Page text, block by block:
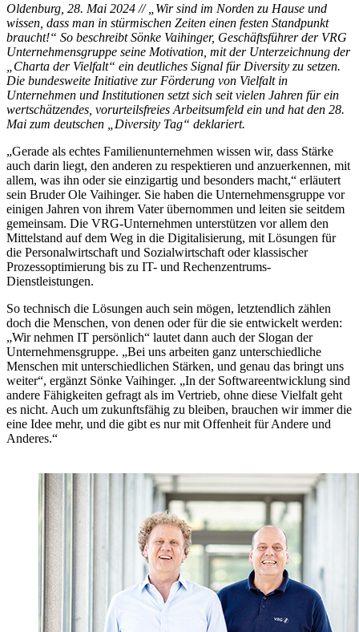
Oldenburg, 28. Mai 2024 // „Wir sind im Norden zu Hause und
wissen, dass man in stürmischen Zeiten einen festen Standpunkt
braucht!“ So beschreibt Sönke Vaihinger, Geschäftsführer der VRG
Unternehmensgruppe seine Motivation, mit der Unterzeichnung der
„Charta der Vielfalt“ ein deutliches Signal für Diversity zu setzen.
Die bundesweite Initiative zur Förderung von Vielfalt in
Unternehmen und Institutionen setzt sich seit vielen Jahren für ein
wertschätzendes, vorurteilsfreies Arbeitsumfeld ein und hat den 28.
Mai zum deutschen „Diversity Tag“ deklariert.
„Gerade als echtes Familienunternehmen wissen wir, dass Stärke
auch darin liegt, den anderen zu respektieren und anzuerkennen, mit
allem, was ihn oder sie einzigartig und besonders macht,“ erläutert
sein Bruder Ole Vaihinger. Sie haben die Unternehmensgruppe vor
einigen Jahren von ihrem Vater übernommen und leiten sie seitdem
gemeinsam. Die VRG-Unternehmen unterstützen vor allem den
Mittelstand auf dem Weg in die Digitalisierung, mit Lösungen für
die Personalwirtschaft und Sozialwirtschaft oder klassischer
Prozessoptimierung bis zu IT- und Rechenzentrums-
Dienstleistungen.
So technisch die Lösungen auch sein mögen, letztendlich zählen
doch die Menschen, von denen oder für die sie entwickelt werden:
„Wir nehmen IT persönlich“ lautet dann auch der Slogan der
Unternehmensgruppe. „Bei uns arbeiten ganz unterschiedliche
Menschen mit unterschiedlichen Stärken, und genau das bringt uns
weiter“, ergänzt Sönke Vaihinger. „In der Softwareentwicklung sind
andere Fähigkeiten gefragt als im Vertrieb, ohne diese Vielfalt geht
es nicht. Auch um zukunftsfähig zu bleiben, brauchen wir immer die
eine Idee mehr, und die gibt es nur mit Offenheit für Andere und
Anderes.“